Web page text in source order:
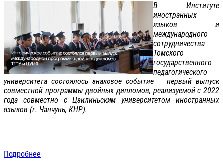
В Институте
иностранных
языков и
международного
сотрудничества
Томского
государственного
педагогического
университета состоялось знаковое событие — первый выпуск
совместной программы двойных дипломов, реализуемой с 2022
года совместно с Цзилиньским университетом иностранных
языков (г. Чанчунь, КНР).
Подробнее